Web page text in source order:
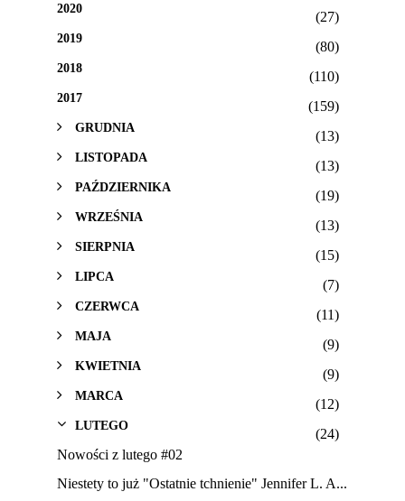
2020
(27)
2019
(80)
2018
(110)
2017
(159)
GRUDNIA
(13)
LISTOPADA
(13)
PAŹDZIERNIKA
(19)
WRZEŚNIA
(13)
SIERPNIA
(15)
LIPCA
(7)
CZERWCA
(11)
MAJA
(9)
KWIETNIA
(9)
MARCA
(12)
LUTEGO
(24)
Nowości z lutego #02
Niestety to już "Ostatnie tchnienie" Jennifer L. A...